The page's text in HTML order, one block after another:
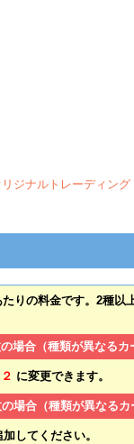
リジナルトレーディング
たりの料金です。2種以
場合（種類が異なるカ
２ に変更できます。
場合（種類が異なるカ
してください。